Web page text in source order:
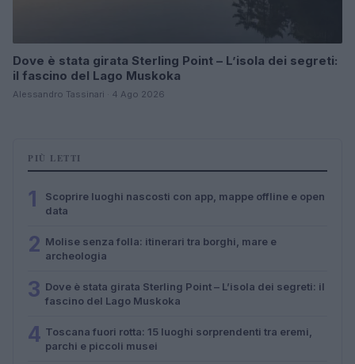
Dove è stata girata Sterling Point – L’isola dei segreti:
il fascino del Lago Muskoka
Alessandro Tassinari · 4 Ago 2026
PIÙ LETTI
1
Scoprire luoghi nascosti con app, mappe offline e open
data
2 Molise senza folla: itinerari tra borghi, mare e
archeologia
3 Dove è stata girata Sterling Point – L’isola dei segreti: il
fascino del Lago Muskoka
4 Toscana fuori rotta: 15 luoghi sorprendenti tra eremi,
parchi e piccoli musei